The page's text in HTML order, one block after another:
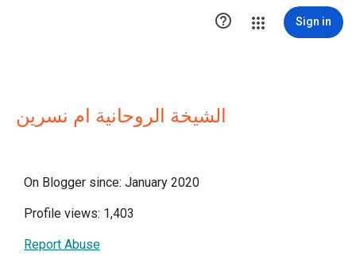
 Sign in
الشيخة الروحانية ام نسرين
On Blogger since: January 2020
Profile views: 1,403
Report Abuse